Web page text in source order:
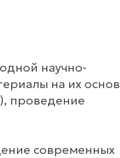
научно-
на их
проведение
современных